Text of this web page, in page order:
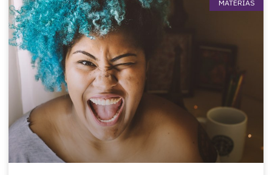
MATÉRIAS